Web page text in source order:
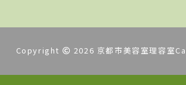
Copyright 2026 京都市美容室理容室